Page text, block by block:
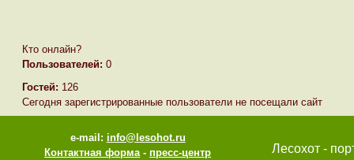
Кто онлайн?
Пользователей: 0
Гостей: 126
Сегодня зарегистрированные пользователи не посещали сайт
e-mail: info@lesohot.ru
Контактная форма-пресс-центр
Лесохот -